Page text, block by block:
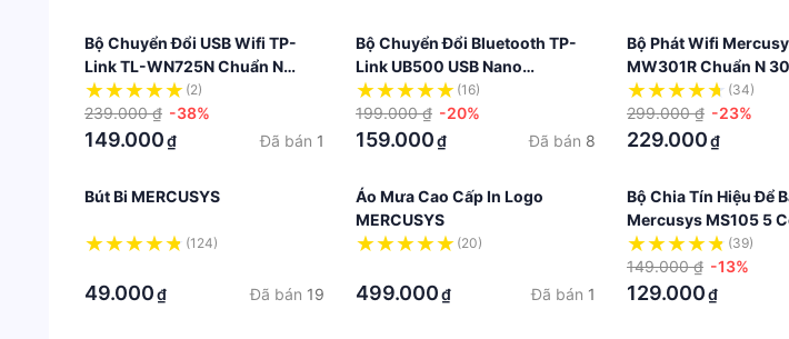
Bộ Chuyển Đổi USB Wifi TP-
Link TL-WN725N Chuẩn N
150Mbps
(2)
239.000 ₫ -38%
149.000₫ Đã bán 1
Bộ Chuyển Đổi Bluetooth TP-
Link UB500 USB Nano
Bluetooth 5.0(16)
199.000 ₫ -20%
159.000₫ Đã bán 8
Bộ Phát Wifi
MW301R Chuẩn N
(34)
299.000 ₫ -23%
229.000₫
Bút Bi MERCUSYS
(124)
49.000₫ Đã bán 19
Áo Mưa Cao Cấp In Logo
MERCUSYS
(20)
499.000₫ Đã bán 1
Bộ Chia Tín Hiệu Để
Mercusys MS105 5
Switch Port 10/(39)
149.000 ₫ -13%
129.000₫